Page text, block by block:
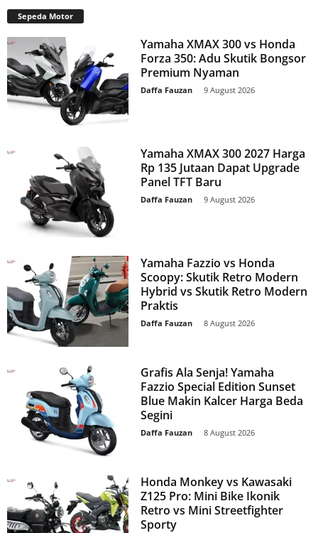
Sepeda Motor
Yamaha XMAX 300 vs Honda
Forza 350: Adu Skutik Bongsor
Premium Nyaman
Daffa Fauzan 9 August 2026
Yamaha XMAX 300 2027 Harga
Rp 135 Jutaan Dapat Upgrade
Panel TFT Baru
Daffa Fauzan 9 August 2026
Yamaha Fazzio vs Honda
Scoopy: Skutik Retro Modern
Hybrid vs Skutik Retro Modern
Praktis
Daffa Fauzan 8 August 2026
Grafis Ala Senja! Yamaha
Fazzio Special Edition Sunset
Blue Makin Kalcer Harga Beda
Segini
Daffa Fauzan 8 August 2026
Honda Monkey vs Kawasaki
Z125 Pro: Mini Bike Ikonik
Retro vs Mini Streetfighter
Sporty